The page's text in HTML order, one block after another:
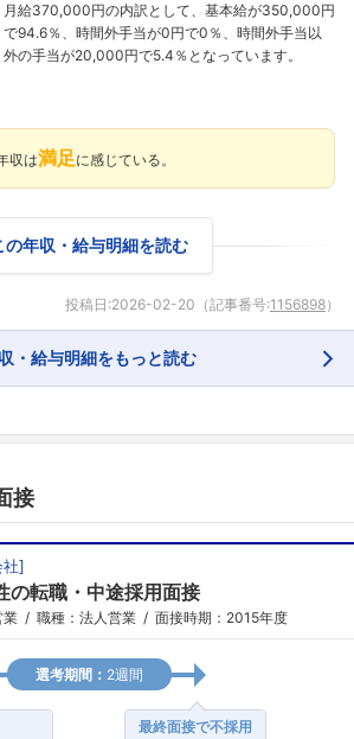
月給370,000円の内訳として、基本給が350,000円
で94.6％、時間外手当が0円で0％、時間外手当以
外の手当が20,000円で5.4％となっています。
収は満足 に感じている。
の年収・給与明細を読む
投稿日:2026-02-20 （記事番号:1156898）
・給与明細をもっと読む
接
]
の転職・中途採用面接
業 職種：法人営業 面接時期：2015年度
選考期間： 2週間
最終面接で不採用